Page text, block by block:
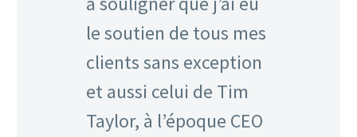
le soutien de tous mes
clients sans exception
et aussi celui de Tim
Taylor, à l’époque CEO